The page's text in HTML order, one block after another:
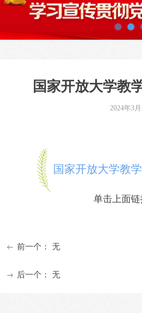
国家开放大学教
国家开放大学教
单击上面链
2024年3月
ꂃ 前一个： 无
ꁹ 后一个： 无